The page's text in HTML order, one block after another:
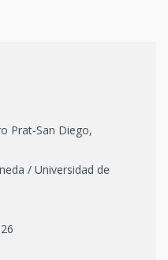
Prat-San Diego,
/ Universidad de